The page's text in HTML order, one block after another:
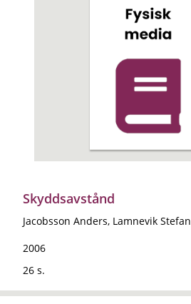
Skyddsavstånd
Jacobsson Anders, Lamnevik Stefan
2006
26 s.